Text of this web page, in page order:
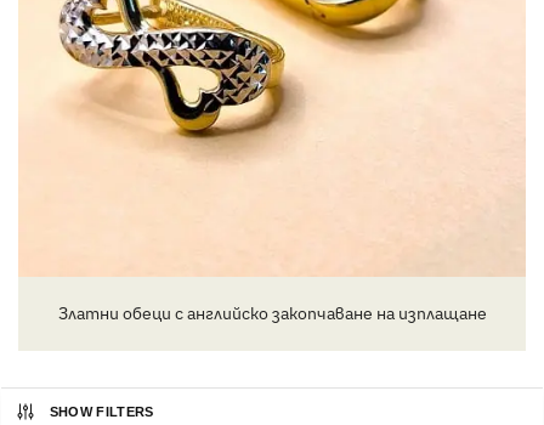
Златни обеци с английско закопчаване на изплащане
SHOW FILTERS